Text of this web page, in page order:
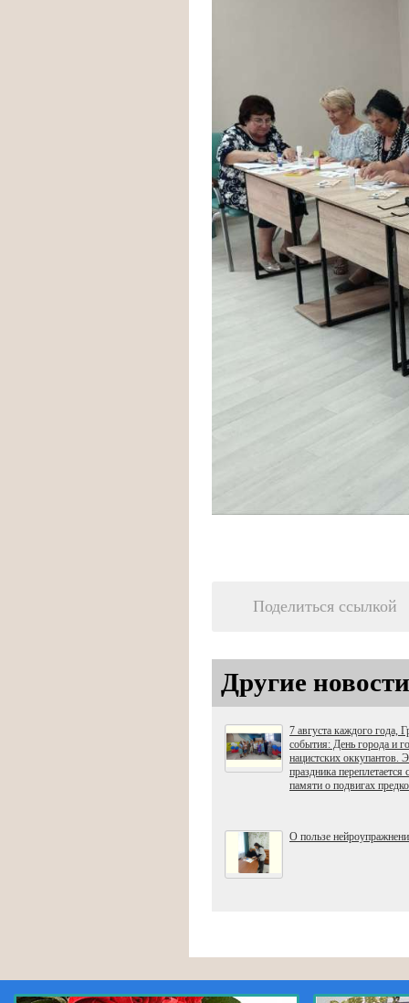
Поделиться ссылкой
Другие
7 августа каждого года,
события: День города и
нацистских оккупантов.
праздника
памяти о подвигах
О пользе